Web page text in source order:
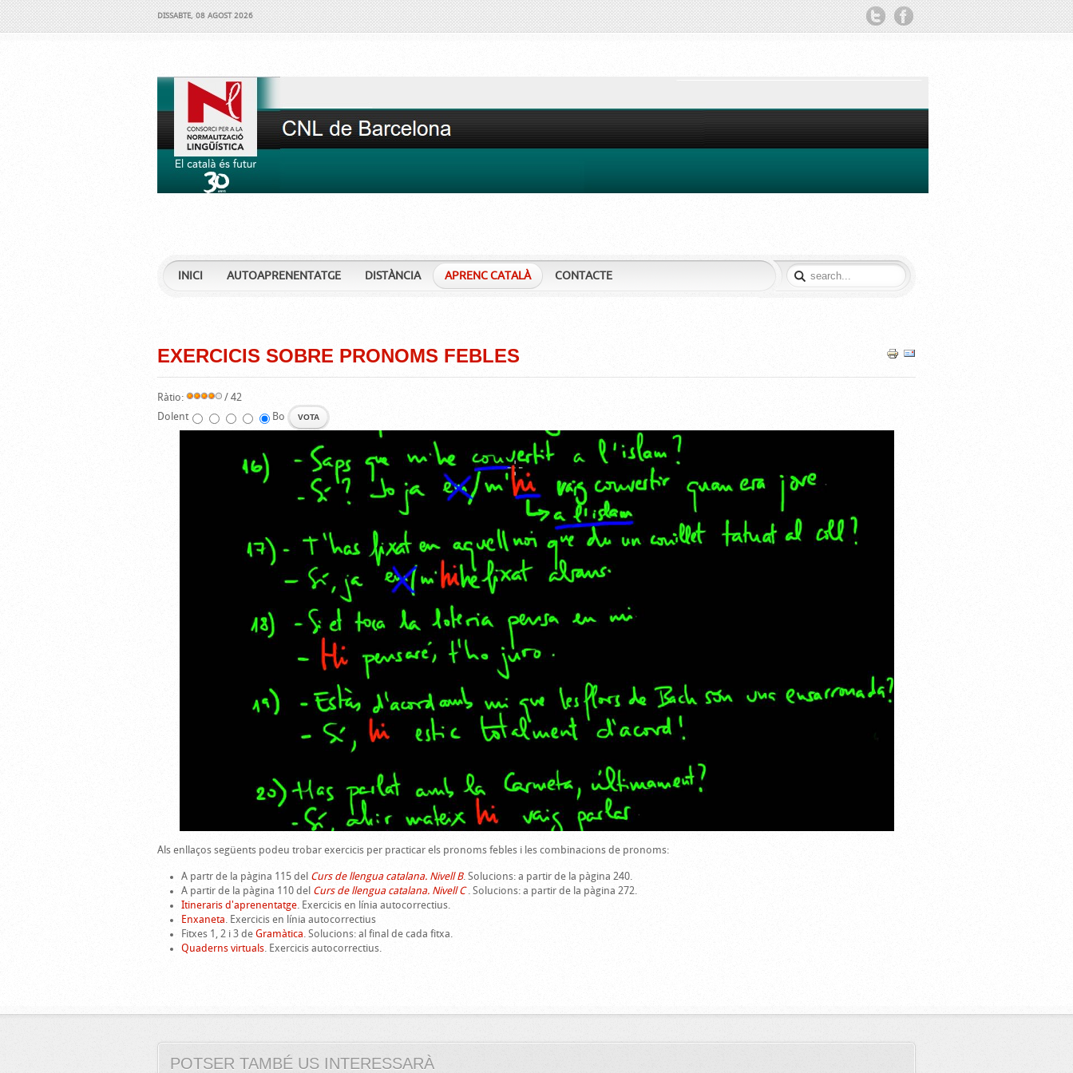
DISSABTE, 08 AGOST 2026 TWITTERFACEBOOK
INICI AUTOAPRENENTATGE DISTÀNCIA APRENC CATALÀ CONTACTE
EXERCICIS SOBRE PRONOMS FEBLES
Ràtio:
/ 42
Dolent
Bo
Als enllaços següents podeu trobar exercicis per practicar els pronoms febles i les combinacions de pronoms:
A partr de la pàgina 115 del Curs de llengua catalana. Nivell B. Solucions: a partir de la pàgina 240.
A partir de la pàgina 110 del Curs de llengua catalana. Nivell C. Solucions: a partir de la pàgina 272.
Itineraris d'aprenentatge. Exercicis en línia autocorrectius.
Enxaneta. Exercicis en línia autocorrectius
Fitxes 1, 2 i 3 de Gramàtica. Solucions: al final de cada fitxa.
Quaderns virtuals. Exercicis autocorrectius.
POTSER TAMBÉ US INTERESSARÀ